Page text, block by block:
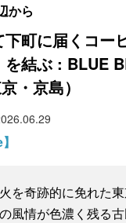
から
町に届くコー
を結ぶ : BLUE
・京島）
を奇跡的に免れた
風情が色濃く残る